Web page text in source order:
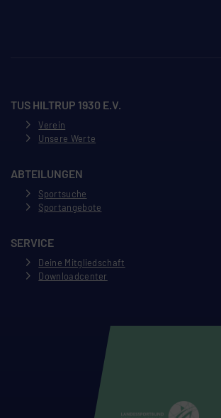
TUS HILTRUP 1930 E.V.
Verein
Unsere Werte
ABTEILUNGEN
Sportsuche
Sportangebote
SERVICE
Deine Mitgliedschaft
Downloadcenter